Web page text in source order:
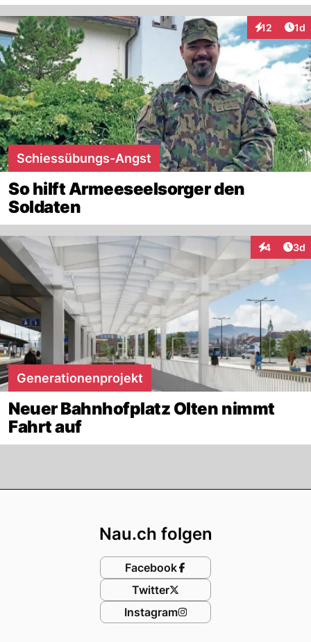
12 1d
Schiessübungs-Angst
So hilft Armeeseelsorger den
Soldaten
4 3d
Generationenprojekt
Neuer Bahnhofplatz Olten nimmt
Fahrt auf
Nau.ch folgen
Facebook
Twitter
Instagram